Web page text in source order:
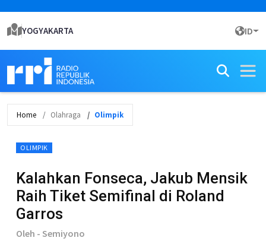
YOGYAKARTA ID
Home Olahraga Olimpik
OLIMPIK
Kalahkan Fonseca, Jakub Mensik
Raih Tiket Semifinal di Roland
Garros
Oleh - Semiyono